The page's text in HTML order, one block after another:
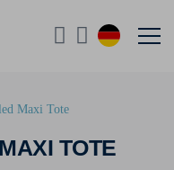
TOTE
Maxi Tote